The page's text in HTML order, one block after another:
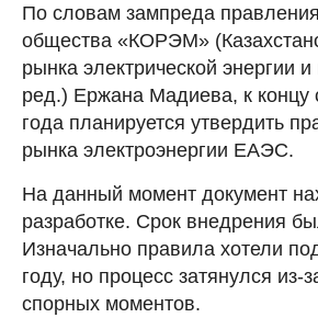
По словам зампреда
общества «КОРЭМ»
рынка электрической энергии
ред.) Ержана Мадиева, к
года планируется утвердить
рынка электроэнергии ЕАЭС.
На данный момент документ
разработке. Срок внедрения
Изначально правила хотели
году, но процесс затянулся из-
спорных моментов.